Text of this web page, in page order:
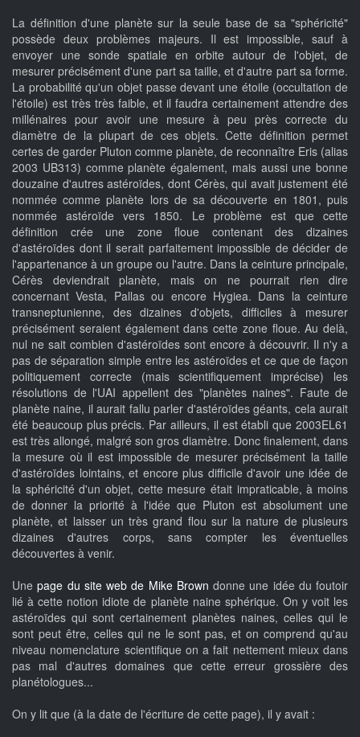
La définition d'une planète sur la seule base de sa "sphéricité"
possède deux problèmes majeurs. Il est impossible, sauf à
envoyer une sonde spatiale en orbite autour de l'objet, de
mesurer précisément d'une part sa taille, et d'autre part sa forme.
La probabilité qu'un objet passe devant une étoile (occultation de
l'étoile) est très très faible, et il faudra certainement attendre des
millénaires pour avoir une mesure à peu près correcte du
diamètre de la plupart de ces objets. Cette définition permet
certes de garder Pluton comme planète, de reconnaître Eris (alias
2003 UB313) comme planète également, mais aussi une bonne
douzaine d'autres astéroïdes, dont Cérès, qui avait justement été
nommée comme planète lors de sa découverte en 1801, puis
nommée astéroïde vers 1850. Le problème est que cette
définition crée une zone floue contenant des dizaines
d'astéroïdes dont il serait parfaitement impossible de décider de
l'appartenance à un groupe ou l'autre. Dans la ceinture principale,
Cérès deviendrait planète, mais on ne pourrait rien dire
concernant Vesta, Pallas ou encore Hygiea. Dans la ceinture
transneptunienne, des dizaines d'objets, difficiles à mesurer
précisément seraient également dans cette zone floue. Au delà,
nul ne sait combien d'astéroïdes sont encore à découvrir. Il n'y a
pas de séparation simple entre les astéroïdes et ce que de façon
politiquement correcte (mais scientifiquement imprécise) les
résolutions de l'UAI appellent des "planètes naines". Faute de
planète naine, il aurait fallu parler d'astéroïdes géants, cela aurait
été beaucoup plus précis. Par ailleurs, il est établi que 2003EL61
est très allongé, malgré son gros diamètre. Donc finalement, dans
la mesure où il est impossible de mesurer précisément la taille
d'astéroïdes lointains, et encore plus difficile d'avoir une idée de
la sphéricité d'un objet, cette mesure était impraticable, à moins
de donner la priorité à l'idée que Pluton est absolument une
planète, et laisser un très grand flou sur la nature de plusieurs
dizaines d'autres corps, sans compter les éventuelles
découvertes à venir.
Unepage du site web de Mike Brown donne une idée du foutoir
lié à cette notion idiote de planète naine sphérique. On y voit les
astéroïdes qui sont certainement planètes naines, celles qui le
sont peut être, celles qui ne le sont pas, et on comprend qu'au
niveau nomenclature scientifique on a fait nettement mieux dans
pas mal d'autres domaines que cette erreur grossière des
planétologues...
On y lit que (à la date de l'écriture de cette page), il y avait :